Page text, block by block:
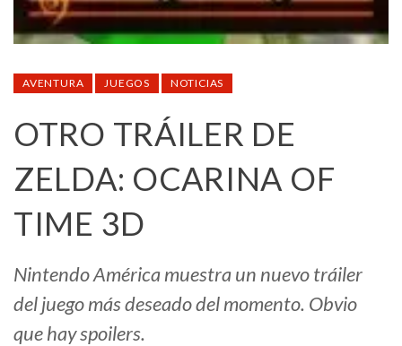
AVENTURA JUEGOS NOTICIAS
OTRO TRÁILER DE
ZELDA: OCARINA OF
TIME 3D
Nintendo América muestra un nuevo tráiler
del juego más deseado del momento. Obvio
que hay spoilers.